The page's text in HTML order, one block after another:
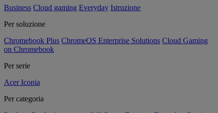
Business Cloud gaming Everyday Istruzione
Per soluzione
Chromebook Plus ChromeOS Enterprise Solutions Cloud Gaming
on Chromebook
Per serie
Acer Iconia
Per categoria